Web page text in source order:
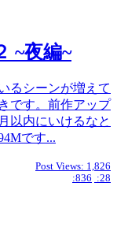
~夜編~
るシーンが増えて
です。前作アップ
以内にいけるなと
です...
Post Views: 1,826
:836 :28